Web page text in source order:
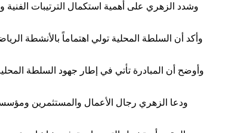
وشدد الزهري على أهمية استكمال الترتيبات الفنية
وأكد أن السلطة المحلية تولي اهتماماً بالأنشطة
وأوضح أن المبادرة تأتي في إطار جهود السلطة
ودعا الزهري رجال الأعمال والمستثمرين